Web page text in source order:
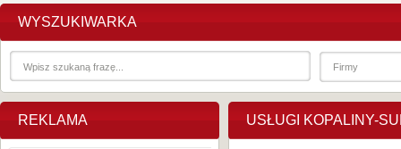
WYSZUKIWARKA
REKLAMA USŁUGI KOPALINY-